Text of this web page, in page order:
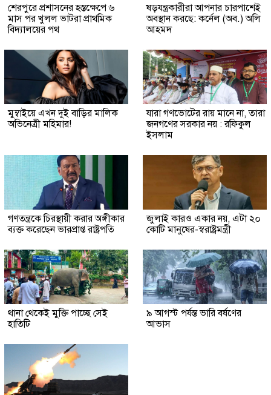
শেরপুরে প্রশাসনের হস্তক্ষেপে ৬
মাস পর খুলল ভাটরা প্রাথমিক
বিদ্যালয়ের পথ
ষড়যন্ত্রকারীরা আপনার চারপাশেই
অবস্থান করছে: কর্নেল (অব.) অলি
আহমদ
মুম্বাইয়ে এখন দুই বাড়ির মালিক
অভিনেত্রী মহিমার!
যারা গণভোটের রায় মানে না, তারা
জনগণের সরকার নয় : রফিকুল
ইসলাম
গণতন্ত্রকে চিরস্থায়ী করার অঙ্গীকার
ব্যক্ত করেছেন ভারপ্রাপ্ত রাষ্ট্রপতি
জুলাই কারও একার নয়, এটা ২০
কোটি মানুষের-স্বরাষ্ট্রমন্ত্রী
থানা থেকেই মুক্তি পাচ্ছে সেই
হাতিটি
৯ আগস্ট পর্যন্ত ভারি বর্ষণের
আভাস